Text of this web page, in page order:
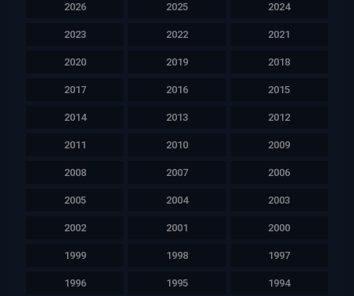
2026 2025 2024
2023 2022 2021
2020 2019 2018
2017 2016 2015
2014 2013 2012
2011 2010 2009
2008 2007 2006
2005 2004 2003
2002 2001 2000
1999 1998 1997
1996 1995 1994